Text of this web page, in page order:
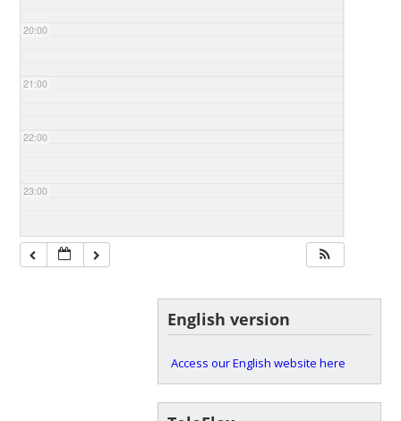
20:00
21:00
22:00
23:00
English version
Access our English website here